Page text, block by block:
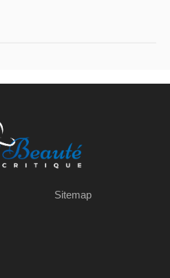
Sitemap